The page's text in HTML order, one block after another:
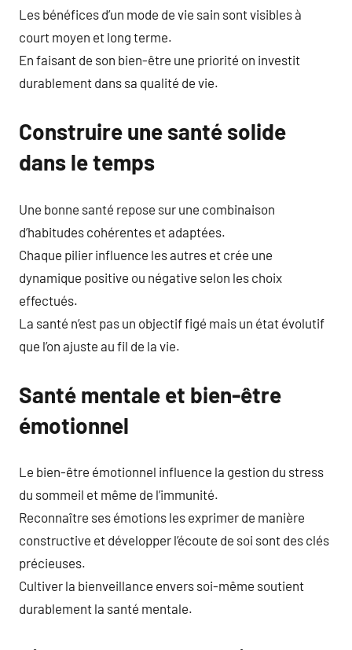
Les bénéfices d’un mode de vie sain sont visibles à
court moyen et long terme.
En faisant de son bien-être une priorité on investit
durablement dans sa qualité de vie.
Construire une santé solide
dans le temps
Une bonne santé repose sur une combinaison
d’habitudes cohérentes et adaptées.
Chaque pilier influence les autres et crée une
dynamique positive ou négative selon les choix
effectués.
La santé n’est pas un objectif figé mais un état évolutif
que l’on ajuste au fil de la vie.
Santé mentale et bien-être
émotionnel
Le bien-être émotionnel influence la gestion du stress
du sommeil et même de l’immunité.
Reconnaître ses émotions les exprimer de manière
constructive et développer l’écoute de soi sont des clés
précieuses.
Cultiver la bienveillance envers soi-même soutient
durablement la santé mentale.